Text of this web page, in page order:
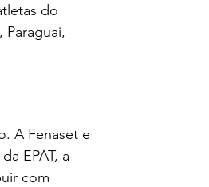
do
A Fenaset e
EPAT, a
com